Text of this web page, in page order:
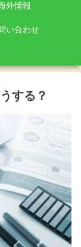
外情報
い合わせ
する？